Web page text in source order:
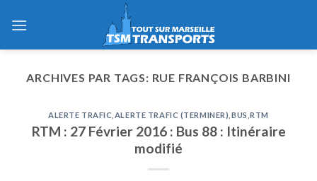
ARCHIVES PAR TAGS: RUE FRANÇOIS BARBINI
ALERTE TRAFIC ALERTE TRAFIC (TERMINER) BUS ,RTM
RTM : 27 Février 2016 : Bus 88 : Itinéraire
modifié